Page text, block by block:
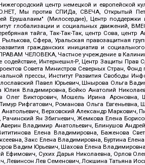
центр немецкой и европейской
Мы против СПИДа, СВЕЧА, Открытый
Ерушалаим" (Милосердие), Центр
глобализации и социальных движений,
тайга, Так-Так-Так, центр Сова,
Сфера, Уральская правозащитная
гражданских инициатив и
ЧЕЛОВЕКА, Частное учреждение в
содействие, Интернешнл-Р, Центр Защиты Прав
Совета Министров Северных Стран,
прессы, Институт Развития Свободы
Павел Юрьевич, Шнырова Ольга
Юлия Владимировна, Бойко Анатолий
Олег Викторович, Мошель Ирина Ароновна,
Рифгатович, Романова Ольга
Верховский Александр Маркович,
Рачинский Ян Збигневич, Жемкова Елена
Владимир Анатольевич, Блинушов
Елена Владимировна, Баженова
Закс Елена Владимировна, Буртина
Вадим Юрьевич, Шахова Елена
Ефимович, Сухих Дарья Николаевна, Орлов
Левинсон Лев Семенович, Локшина Татьяна